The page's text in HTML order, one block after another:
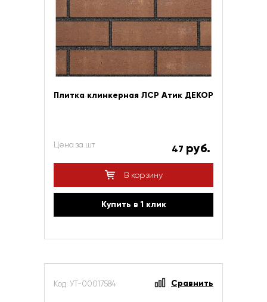
Плитка клинкерная ЛСР Атик ДЕКОР
Цена за шт 47 руб.
В корзину
Купить в 1 клик
Код: УТ-00017584 Сравнить